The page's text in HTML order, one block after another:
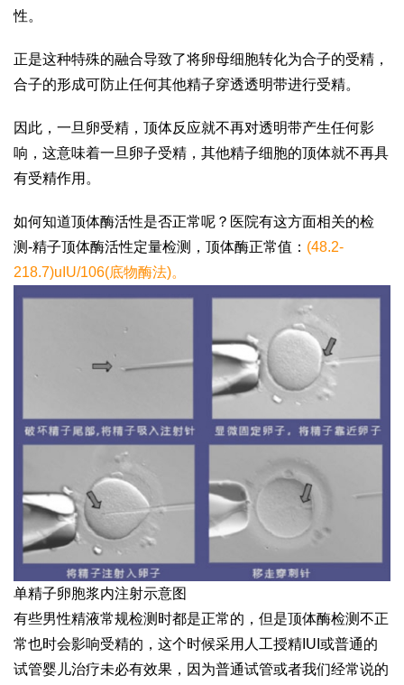
性。
正是这种特殊的融合导致了将卵母细胞转化为合子的受精，
合子的形成可防止任何其他精子穿透透明带进行受精。
因此，一旦卵受精，顶体反应就不再对透明带产生任何影
响，这意味着一旦卵子受精，其他精子细胞的顶体就不再具
有受精作用。
如何知道顶体酶活性是否正常呢？医院有这方面相关的检
测-精子顶体酶活性定量检测，顶体酶正常值： (48.2-
218.7)uIU/106(底物酶法)。
单精子卵胞浆内注射示意图
有些男性精液常规检测时都是正常的，但是顶体酶检测不正
常也时会影响受精的，这个时候采用人工授精IUI或普通的
试管婴儿治疗未必有效果，因为普通试管或者我们经常说的